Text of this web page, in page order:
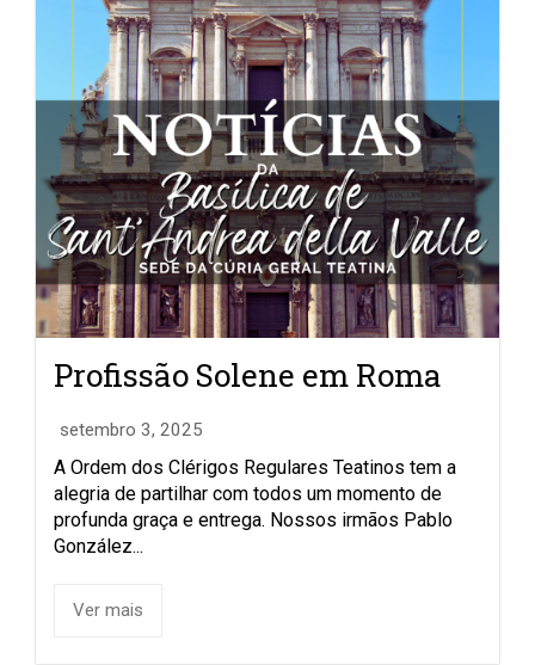
Profissão Solene em Roma
setembro 3, 2025
A Ordem dos Clérigos Regulares Teatinos tem a
alegria de partilhar com todos um momento de
profunda graça e entrega. Nossos irmãos Pablo
González...
Ver mais